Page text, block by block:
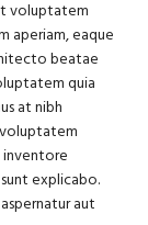
voluptatem
aperiam, eaque
beatae
quia
at nibh
inventore
explicabo.
aut